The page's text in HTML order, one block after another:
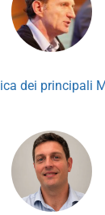
dei principali